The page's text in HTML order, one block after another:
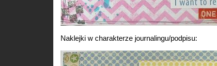
Naklejki w charakterze journalingu/podpisu: